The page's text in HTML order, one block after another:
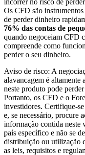
Os CFD são
de perder dinheiro
76% das contas de
quando negoceiam CFD
compreende como
perder o seu dinheiro.
Aviso de risco: A
alavancagem é altamente
neste produto pode
Portanto, os CFD e o
investidores. Certifique-
e, se necessário, procure
informação contida neste
país específico e não se
distribuição ou utilização
as leis, requisitos e